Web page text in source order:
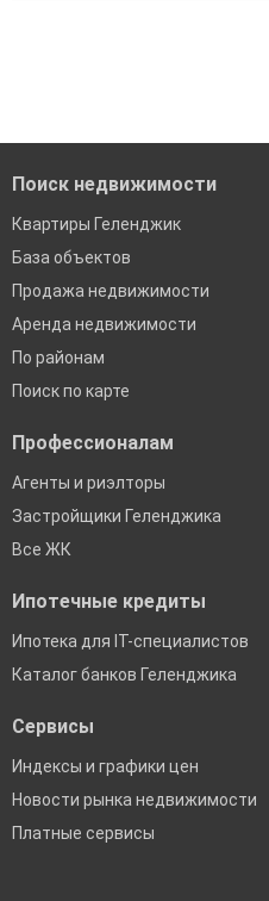
16 актуальных и
Поиск недвижимости
Квартиры Геленджик
База объектов
Продажа недвижимости
Аренда недвижимости
По районам
Поиск по карте
Профессионалам
Агенты и риэлторы
Застройщики Геленджика
Все ЖК
Ипотечные кредиты
Ипотека для IT-специалистов
Каталог банков Геленджика
Сервисы
Индексы и графики цен
Новости рынка недвижимости
Платные сервисы